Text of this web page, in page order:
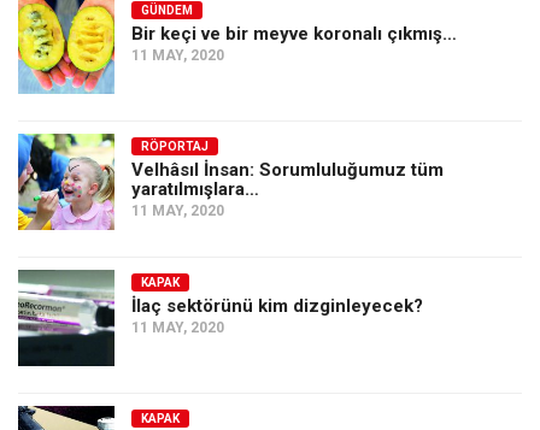
GÜNDEM
Bir keçi ve bir meyve koronalı çıkmış…
11 MAY, 2020
RÖPORTAJ
Velhâsıl İnsan: Sorumluluğumuz tüm
yaratılmışlara…
11 MAY, 2020
KAPAK
İlaç sektörünü kim dizginleyecek?
11 MAY, 2020
KAPAK